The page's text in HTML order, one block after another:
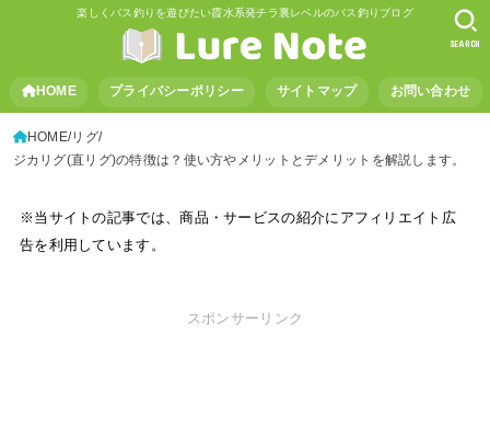
楽しくバス釣りを遊びたい霞水系発チラ裏レベルのバス釣りブログ
HOME プライバシーポリシー サイトマップ お問い合わせ
SEARCH
HOME リグ
ジカリグ(直リグ)の特徴は？使い方やメリットとデメリットを解説します。
※当サイトの記事では、商品・サービスの紹介にアフィリエイト広
告を利用しています。
スポンサーリンク